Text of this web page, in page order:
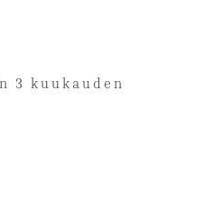
3 kuukauden